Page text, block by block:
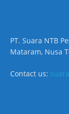
PT. Suara NTB
Mataram, Nusa
Contact us: